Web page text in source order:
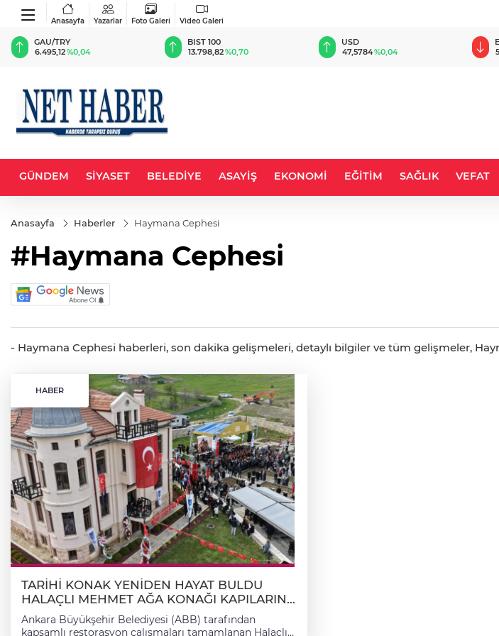
Anasayfa Yazarlar Foto Galeri Video Galeri
GAU/TRY
6.495,12%0,04
BIST 100
13.798,82%0,70
USD
47,5784%0,04
GÜNDEM SİYASET BELEDİYE ASAYİŞ EKONOMİ EĞİTİM SAĞLIK VEFAT
Anasayfa Haberler Haymana Cephesi
#Haymana Cephesi
- Haymana Cephesi haberleri, son dakika gelişmeleri, detaylı bilgiler ve tüm gelişmeler,
HABER
TARİHİ KONAK YENİDEN HAYAT BULDU
HALAÇLI MEHMET AĞA KONAĞI KAPILARINI
AÇTI
Ankara Büyükşehir Belediyesi (ABB) tarafından
kapsamlı restorasyon çalışmaları tamamlanan Halaçlı